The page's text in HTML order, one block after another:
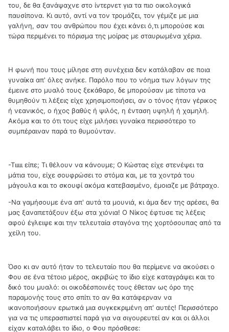
του, δε θα ξανάψαχνε στο ίντερνετ για τα πιο οικολογικά
παυσίπονα. Κι αυτό, αντί να τον τρομάζει, τον γέμιζε με μια
γαλήνη, σαν του ανθρώπου που έχει κάνει ό,τι μπορούσε και
τώρα περιμένει το πόρισμα της μοίρας με σταυρωμένα χέρια.
Η φωνή που τους μίλησε στη συνέχεια δεν κατάλαβαν σε ποια
γυναίκα απ' όλες ανήκε. Παρόλο που το νόημα των λόγων της
έμεινε στο μυαλό τους ξεκάθαρο, δε μπορούσαν με τίποτα να
θυμηθούν τι λέξεις είχε χρησιμοποιήσει, αν ο τόνος ήταν γέρικος
ή νεανικός, ο ήχος βαθύς ή ψιλός, η ένταση υψηλή ή χαμηλή.
Ακόμα και το ότι τους είχε μιλήσει γυναίκα περισσότερο το
συμπέραιναν παρά το θυμούνταν.
-Τιιιιι είπε; Τι θέλουν να κάνουμε; Ο Κώστας είχε στενέψει τα
μάτια του, είχε σουφρώσει το στόμα και, με τα χοντρά του
μάγουλα και το σκουφί ακόμα κατεβασμένο, έμοιαζε με βάτραχο.
-Να γαμήσουμε ένα απ' αυτά τα μουνιά, κι άμα δεν της αρέσει, θα
μας ξαναπετάξουν έξω στα χιόνια! Ο Νίκος έφτυσε τις λέξεις
αφού έγλειψε και την τελευταία σταγόνα της χορτόσουπας από τα
χείλη του.
Όσο κι αν αυτό ήταν το τελευταίο που θα περίμενε να ακούσει ο
Φου σε ένα τέτοιο μέρος, ακριβώς το ίδιο είχε καταγράψει και το
δικό του μυαλό: οι οικοδέσποινές τους έθεταν ως όρο της
παραμονής τους στο σπίτι το αν θα κατάφερναν να
ικανοποιήσουν ερωτικά μια συγκεκριμένη απ' αυτές! Περισσότερο
για να τις υπερασπιστεί παρά για να σιγουρευτεί αν και οι άλλοι
είχαν καταλάβει το ίδιο, ο Φου πρόσθεσε: